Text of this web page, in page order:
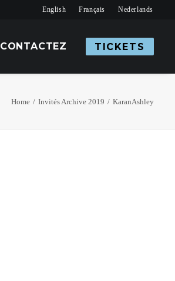
English Français Nederlands
CONTACTEZ TICKETS
Home Invités Archive 2019 KaranAshley